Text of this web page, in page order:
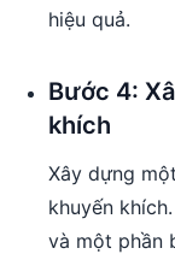
hiệu quả.
Bước 4:
khích
Xây dựng
khuyến
và một phần